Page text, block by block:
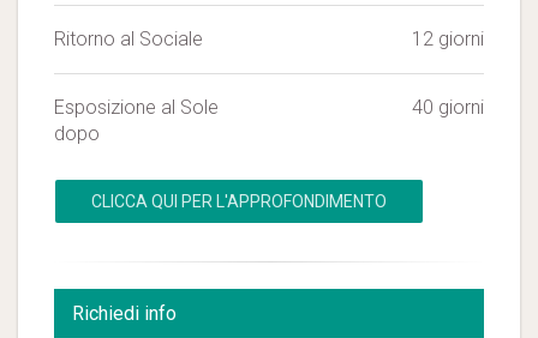
Ritorno al Sociale 12 giorni
Esposizione al Sole
dopo
40 giorni
CLICCA QUI PER L'APPROFONDIMENTO
Richiedi info